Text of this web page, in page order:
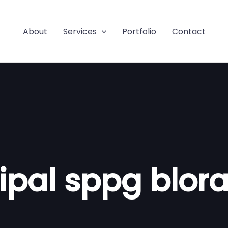
About Services Portfolio Contact
ipal sppg blora